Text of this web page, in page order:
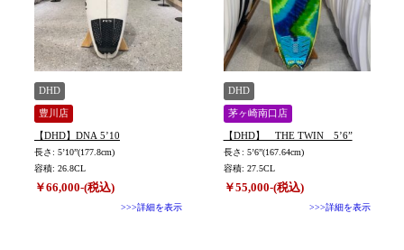
DHD
豊川店
【DHD】DNA 5’10
長さ: 5’10”(177.8cm)
容積: 26.8CL
￥66,000-(税込)
>>>詳細を表示
DHD
茅ヶ崎南口店
【DHD】 THE TWIN 5’6”
長さ: 5’6”(167.64cm)
容積: 27.5CL
￥55,000-(税込)
>>>詳細を表示